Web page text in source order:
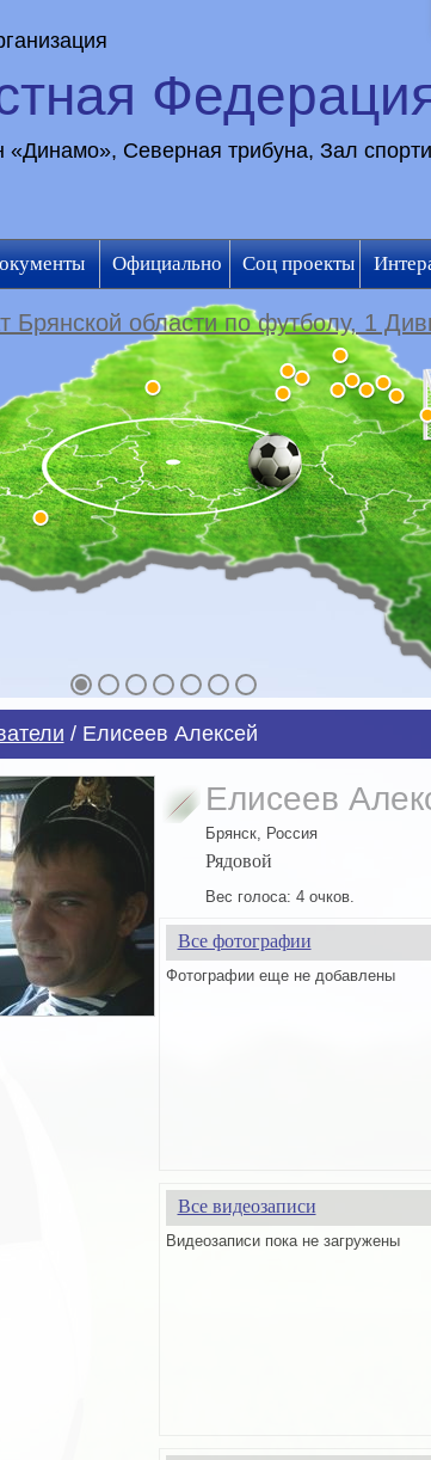
«Динамо», Северная трибуна, Зал
Официально Соц проекты
Брянской области по футболу, 1
/ Елисеев Алексей
Елисеев
Брянск, Россия
Рядовой
Вес голоса: 4 очков.
Все фотографии
Фотографии еще не добавлены
Все видеозаписи
Видеозаписи пока не загружены